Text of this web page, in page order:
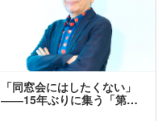
「同窓会にはしたくない」
――15年ぶりに集う「第…